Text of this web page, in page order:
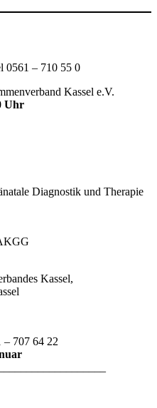
0561 – 710 55 0
Kassel e.V.
Uhr
Diagnostik und Therapie
Kassel,
– 707 64 22